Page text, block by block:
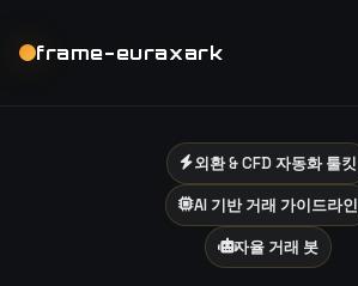
frame-euraxark
외환 & CFD 자동화 툴킷
AI 기반 거래 가이드라인
자율 거래 봇